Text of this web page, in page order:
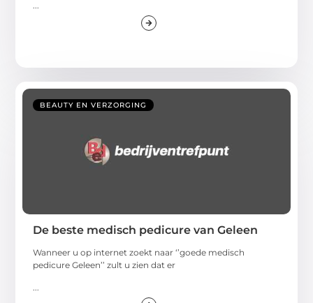
BEAUTY EN VERZORGING
De beste medisch pedicure van Geleen
Wanneer u op internet zoekt naar ‘’goede medisch
pedicure Geleen’’ zult u zien dat er
...